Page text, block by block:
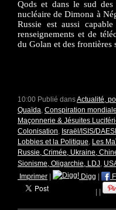
Qods et dans le sud
nucléaire de Dimona à
Russie est aussi
renseignements et de
du Golan et des frontières
10:00 Publié dansActualité,
Quaïda, Conspiration
Maçonnerie & Jésuites
Colonisation, Israël/ISIS/
Lobbies et la Politique, Les
Russie, Crimée, Ukraine,
Sionisme, Oligarchie, LDJ,
Imprimer
Digg